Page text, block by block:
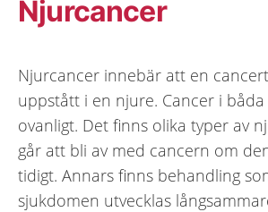
Njurcancer
Njurcancer innebär att en
uppstått i en njure. Cancer i
ovanligt. Det finns olika typer av
går att bli av med cancern om
tidigt. Annars finns behandling
sjukdomen utvecklas